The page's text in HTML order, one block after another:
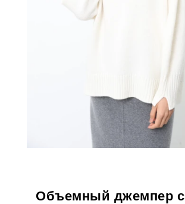
Объемный джемпер с